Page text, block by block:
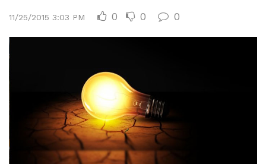
11/25/2015 3:03 PM 0 0 0